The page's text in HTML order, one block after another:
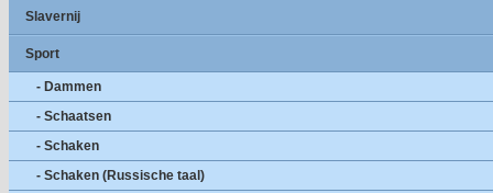
Slavernij
Sport
- Dammen
- Schaatsen
- Schaken
- Schaken (Russische taal)